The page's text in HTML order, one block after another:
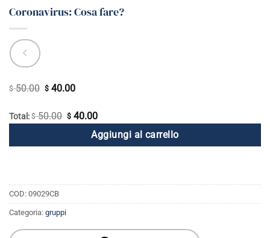
Coronavirus: Cosa fare?
$50.00 Il
originale
$ 50.00.
$40.00Il
attuale
$ 40.00.
Total: $50.00 Il
originale
$40.00Il
prezzo
attuale
Aggiungi al carrello
COD: 09029CB
Categoria: gruppi